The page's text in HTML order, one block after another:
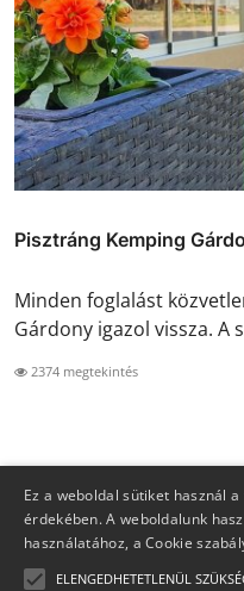
Pisztráng Kemping
Minden foglalást
Gárdony igazol vissza. A
2374 megtekintés
Ez a weboldal sütiket használ
érdekében. A weboldalunk
használatához, a Cookie
ELENGEDHETETLENÜL